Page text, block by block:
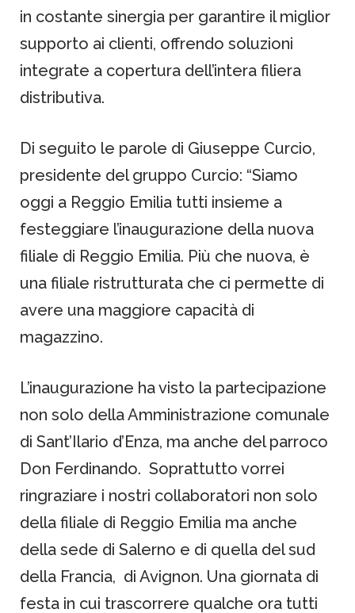
in costante sinergia per garantire il miglior
supporto ai clienti, offrendo soluzioni
integrate a copertura dell’intera filiera
distributiva.
Di seguito le parole di Giuseppe Curcio,
presidente del gruppo Curcio: “Siamo
oggi a Reggio Emilia tutti insieme a
festeggiare l’inaugurazione della nuova
filiale di Reggio Emilia. Più che nuova, è
una filiale ristrutturata che ci permette di
avere una maggiore capacità di
magazzino.
L’inaugurazione ha visto la partecipazione
non solo della Amministrazione comunale
di Sant’Ilario d’Enza, ma anche del parroco
Don Ferdinando. Soprattutto vorrei
ringraziare i nostri collaboratori non solo
della filiale di Reggio Emilia ma anche
della sede di Salerno e di quella del sud
della Francia, di Avignon. Una giornata di
festa in cui trascorrere qualche ora tutti